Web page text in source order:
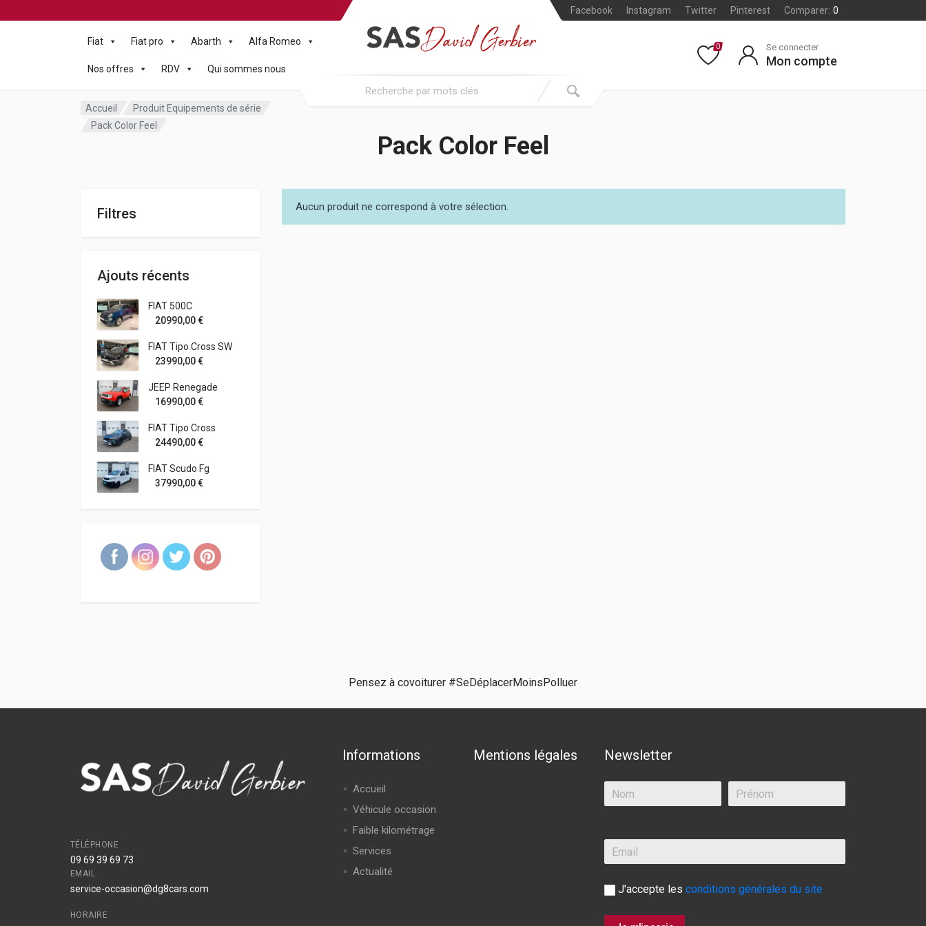
Facebook Instagram Twitter Pinterest Comparer: 0
Fiat Fiat pro Abarth Alfa Romeo
Nos offres RDV Qui sommes nous
0 Se connecter
Mon compte
Accueil
Produit Equipements de série
Pack Color Feel
Pack Color Feel
Filtres
Ajouts récents
FIAT 500C
20990,00€
FIAT Tipo Cross SW
23990,00€
JEEP Renegade
16990,00€
FIAT Tipo Cross
24490,00€
FIAT Scudo Fg
37990,00€
Aucun produit ne correspond à votre sélection.
Pensez à covoiturer #SeDéplacerMoinsPolluer
TÉLÉPHONE
09 69 39 69 73
EMAIL
service-occasion@dg8cars.com
HORAIRE
Informations
Accueil
Véhicule occasion
Faible kilométrage
Services
Actualité
Mentions légales Newsletter
J'accepte les conditions générales du site